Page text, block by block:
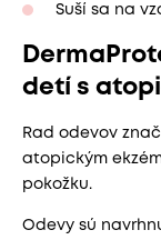
Suší sa na
detí s
Rad odevov
atopickým
pokožku.
Odevy sú